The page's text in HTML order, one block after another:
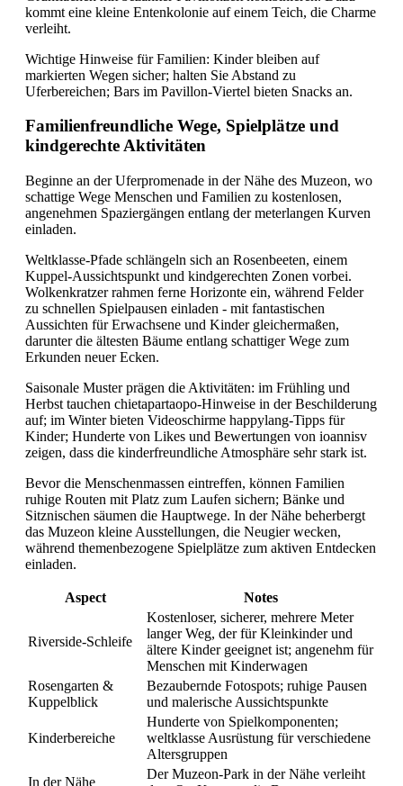
kommt eine kleine Entenkolonie auf einem Teich, die Charme
verleiht.
Wichtige Hinweise für Familien: Kinder bleiben auf
markierten Wegen sicher; halten Sie Abstand zu
Uferbereichen; Bars im Pavillon-Viertel bieten Snacks an.
Familienfreundliche Wege, Spielplätze und
kindgerechte Aktivitäten
Beginne an der Uferpromenade in der Nähe des Muzeon, wo
schattige Wege Menschen und Familien zu kostenlosen,
angenehmen Spaziergängen entlang der meterlangen Kurven
einladen.
Weltklasse-Pfade schlängeln sich an Rosenbeeten, einem
Kuppel-Aussichtspunkt und kindgerechten Zonen vorbei.
Wolkenkratzer rahmen ferne Horizonte ein, während Felder
zu schnellen Spielpausen einladen - mit fantastischen
Aussichten für Erwachsene und Kinder gleichermaßen,
darunter die ältesten Bäume entlang schattiger Wege zum
Erkunden neuer Ecken.
Saisonale Muster prägen die Aktivitäten: im Frühling und
Herbst tauchen chietapartaopo-Hinweise in der Beschilderung
auf; im Winter bieten Videoschirme happylang-Tipps für
Kinder; Hunderte von Likes und Bewertungen von ioannisv
zeigen, dass die kinderfreundliche Atmosphäre sehr stark ist.
Bevor die Menschenmassen eintreffen, können Familien
ruhige Routen mit Platz zum Laufen sichern; Bänke und
Sitznischen säumen die Hauptwege. In der Nähe beherbergt
das Muzeon kleine Ausstellungen, die Neugier wecken,
während themenbezogene Spielplätze zum aktiven Entdecken
einladen.
Aspect Notes
Riverside-Schleife
Kostenloser, sicherer, mehrere Meter
langer Weg, der für Kleinkinder und
ältere Kinder geeignet ist; angenehm für
Menschen mit Kinderwagen
Rosengarten &
Kuppelblick
Bezaubernde Fotospots; ruhige Pausen
und malerische Aussichtspunkte
Kinderbereiche
Hunderte von Spielkomponenten;
weltklasse Ausrüstung für verschiedene
Altersgruppen
In der Nähe
Der Muzeon-Park in der Nähe verleiht